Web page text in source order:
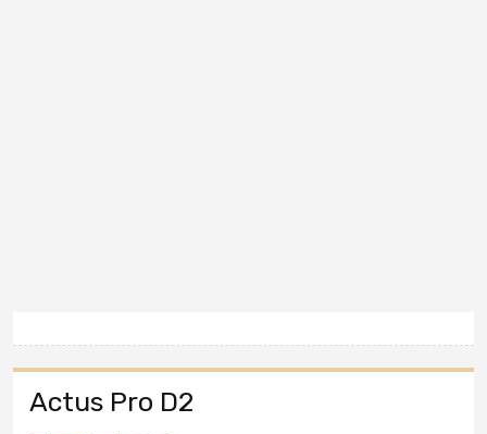
Actus Pro D2